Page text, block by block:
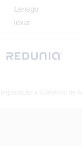
Lensgo
lexar